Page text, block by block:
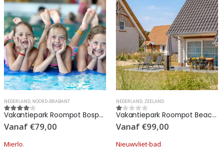
NEDERLAND,ZEELAND
1 out of 5
Vanaf€99,00
Nieuwvliet-bad
GRONINGEN,NEDERLAND
Recreatiepark Westerkwartier
Vanaf€435,03